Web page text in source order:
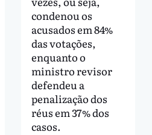
condenou os
acusados em 84%
das votações,
enquanto o
ministro revisor
defendeu a
penalização dos
réus em 37% dos
casos.